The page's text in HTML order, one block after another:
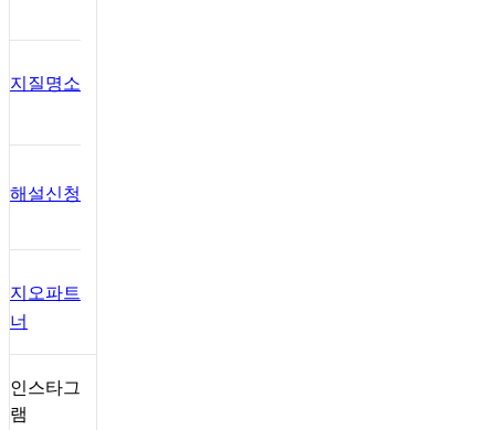
지질명소
해설신청
지오파트
너
인스타그
램